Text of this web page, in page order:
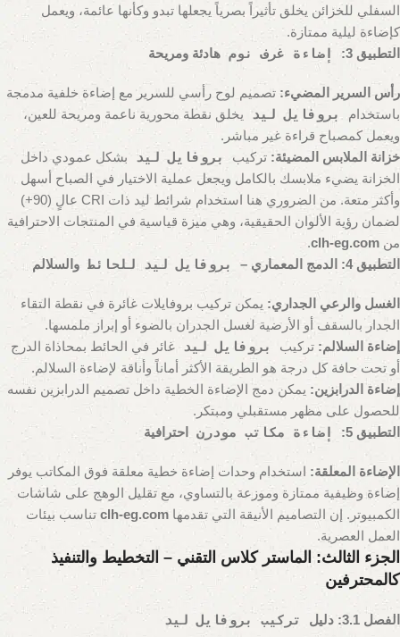
السفلي للخزائن يخلق تأثيراً بصرياً يجعلها تبدو وكأنها عائمة، ويعمل
كإضاءة ليلية ممتازة.
التطبيق 3:
إضاءة غرف نوم هادئة ومريحة
رأس السرير المضيء: تصميم لوح رأسي للسرير مع إضاءة خلفية مدمجة
باستخدام
بروفايل ليد
يخلق نقطة محورية ناعمة ومريحة للعين،
ويعمل كمصباح قراءة غير مباشر.
خزانة الملابس المضيئة: تركيب بروفايل ليد
بشكل عمودي داخل
الخزانة يضيء ملابسك بالكامل ويجعل عملية الاختيار في الصباح أسهل
وأكثر متعة. من الضروري هنا استخدام شرائط ليد ذات CRI عالٍ (90+)
لضمان رؤية الألوان الحقيقية، وهي ميزة قياسية في المنتجات الاحترافية
من clh-eg.com
.
التطبيق 4: الدمج المعماري –
بروفايل ليد للحائط والسلالم
الغسل والرعي الجداري: يمكن تركيب بروفايلات غائرة في نقطة التقاء
الجدار بالسقف أو الأرضية لغسل الجدران بالضوء أو إبراز ملمسها.
إضاءة السلالم: تركيب بروفايل ليد غائر في الحائط بمحاذاة الدرج
أو تحت حافة كل درجة هو الطريقة الأكثر أماناً وأناقة لإضاءة السلالم.
إضاءة الدرابزين: يمكن دمج الإضاءة الخطية داخل تصميم الدرابزين نفسه
للحصول على مظهر مستقبلي ومبتكر.
التطبيق 5:
إضاءة مكاتب مودرن احترافية
الإضاءة المعلقة: استخدام وحدات إضاءة خطية معلقة فوق المكاتب يوفر
إضاءة وظيفية ممتازة وموزعة بالتساوي، مع تقليل الوهج على شاشات
الكمبيوتر. إن التصاميم الأنيقة التي تقدمها clh-eg.com تناسب بيئات
العمل العصرية.
الجزء الثالث: الماستر كلاس التقني – التخطيط والتنفيذ
كالمحترفين
الفصل 3.1: دليل تركيب بروفايل ليد